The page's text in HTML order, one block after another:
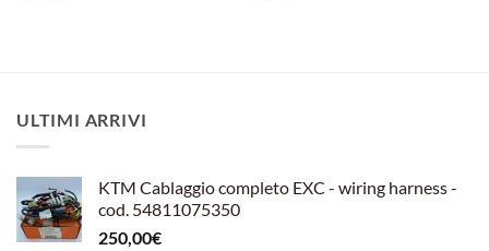
ULTIMI ARRIVI
KTM Cablaggio completo EXC - wiring harness -
cod. 54811075350
250,00€